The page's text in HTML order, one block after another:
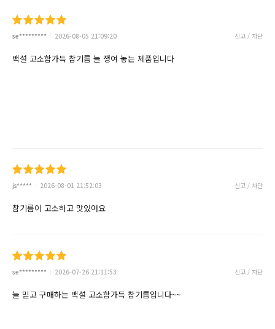
se********* 2026-08-05 21:09:20 신고 / 차단
백설 고소함가득 참기름 늘 쟁여 놓는 제품입니다
js***** 2026-08-01 21:52:03 신고 / 차단
참기름이 고소하고 맛있어요
se********* 2026-07-26 21:11:53 신고 / 차단
늘 믿고 구매하는 백설 고소함가득 참기름입니다~~